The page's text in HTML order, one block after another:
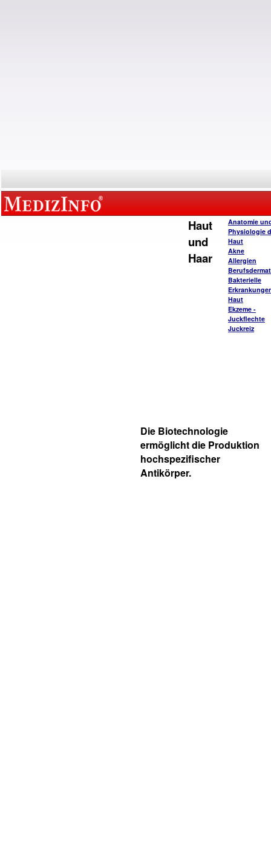
Haut
und
Haar
Anatomie
Physiologie
Haut
Akne
Allergien
Bakterielle
Haut
Ekzeme -
Juckflechte
Juckreiz
Die Biotechnologie
ermöglicht die Produktion
hochspezifischer
Antikörper.